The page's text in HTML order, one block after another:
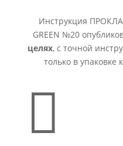
Инструкция
GREEN №20
целях, с точной
только в упаковке
